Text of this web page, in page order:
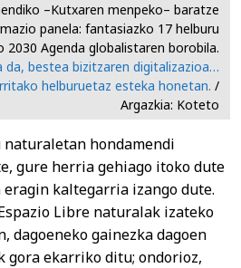
–Kutxaren menpeko– baratze
panela: fantasiazko 17 helburu
Agenda globalistaren borobila.
da, bestea bizitzaren digitalizazioa…
helburuetaz esteka honetan. /
Argazkia: Koteto
hondamendi
gure herria gehiago itoko dute
kaltegarria izango dute.
Libre naturalak izateko
dagoeneko gainezka dagoen
ekarriko ditu; ondorioz,